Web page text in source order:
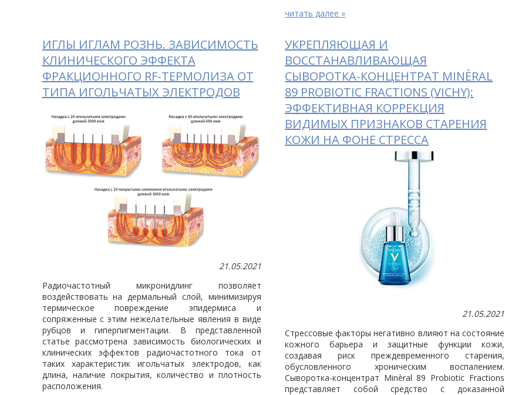
читать далее »
ИГЛЫ ИГЛАМ РОЗНЬ. ЗАВИСИМОСТЬ
КЛИНИЧЕСКОГО ЭФФЕКТА
ФРАКЦИОННОГО RF-ТЕРМОЛИЗА ОТ
ТИПА ИГОЛЬЧАТЫХ ЭЛЕКТРОДОВ
21.05.2021
Радиочастотный микронидлинг позволяет
воздействовать на дермальный слой, минимизируя
термическое повреждение эпидермиса и
сопряженные с этим нежелательные явления в виде
рубцов и гиперпигментации. В представленной
статье рассмотрена зависимость биологических и
клинических эффектов радиочастотного тока от
таких характеристик игольчатых электродов, как
длина, наличие покрытия, количество и плотность
расположения.
УКРЕПЛЯЮЩАЯ И
ВОССТАНАВЛИВАЮЩАЯ
СЫВОРОТКА-КОНЦЕНТРАТ MINÈRAL
89 PROBIOTIC FRACTIONS (VICHY):
ЭФФЕКТИВНАЯ КОРРЕКЦИЯ
ВИДИМЫХ ПРИЗНАКОВ СТАРЕНИЯ
КОЖИ НА ФОНЕ СТРЕССА
21.05.2021
Стрессовые факторы негативно влияют на состояние
кожного барьера и защитные функции кожи,
создавая риск преждевременного старения,
обусловленного хроническим воспалением.
Сыворотка-концентрат Minèral 89 Probiotic Fractions
представляет собой средство с доказанной